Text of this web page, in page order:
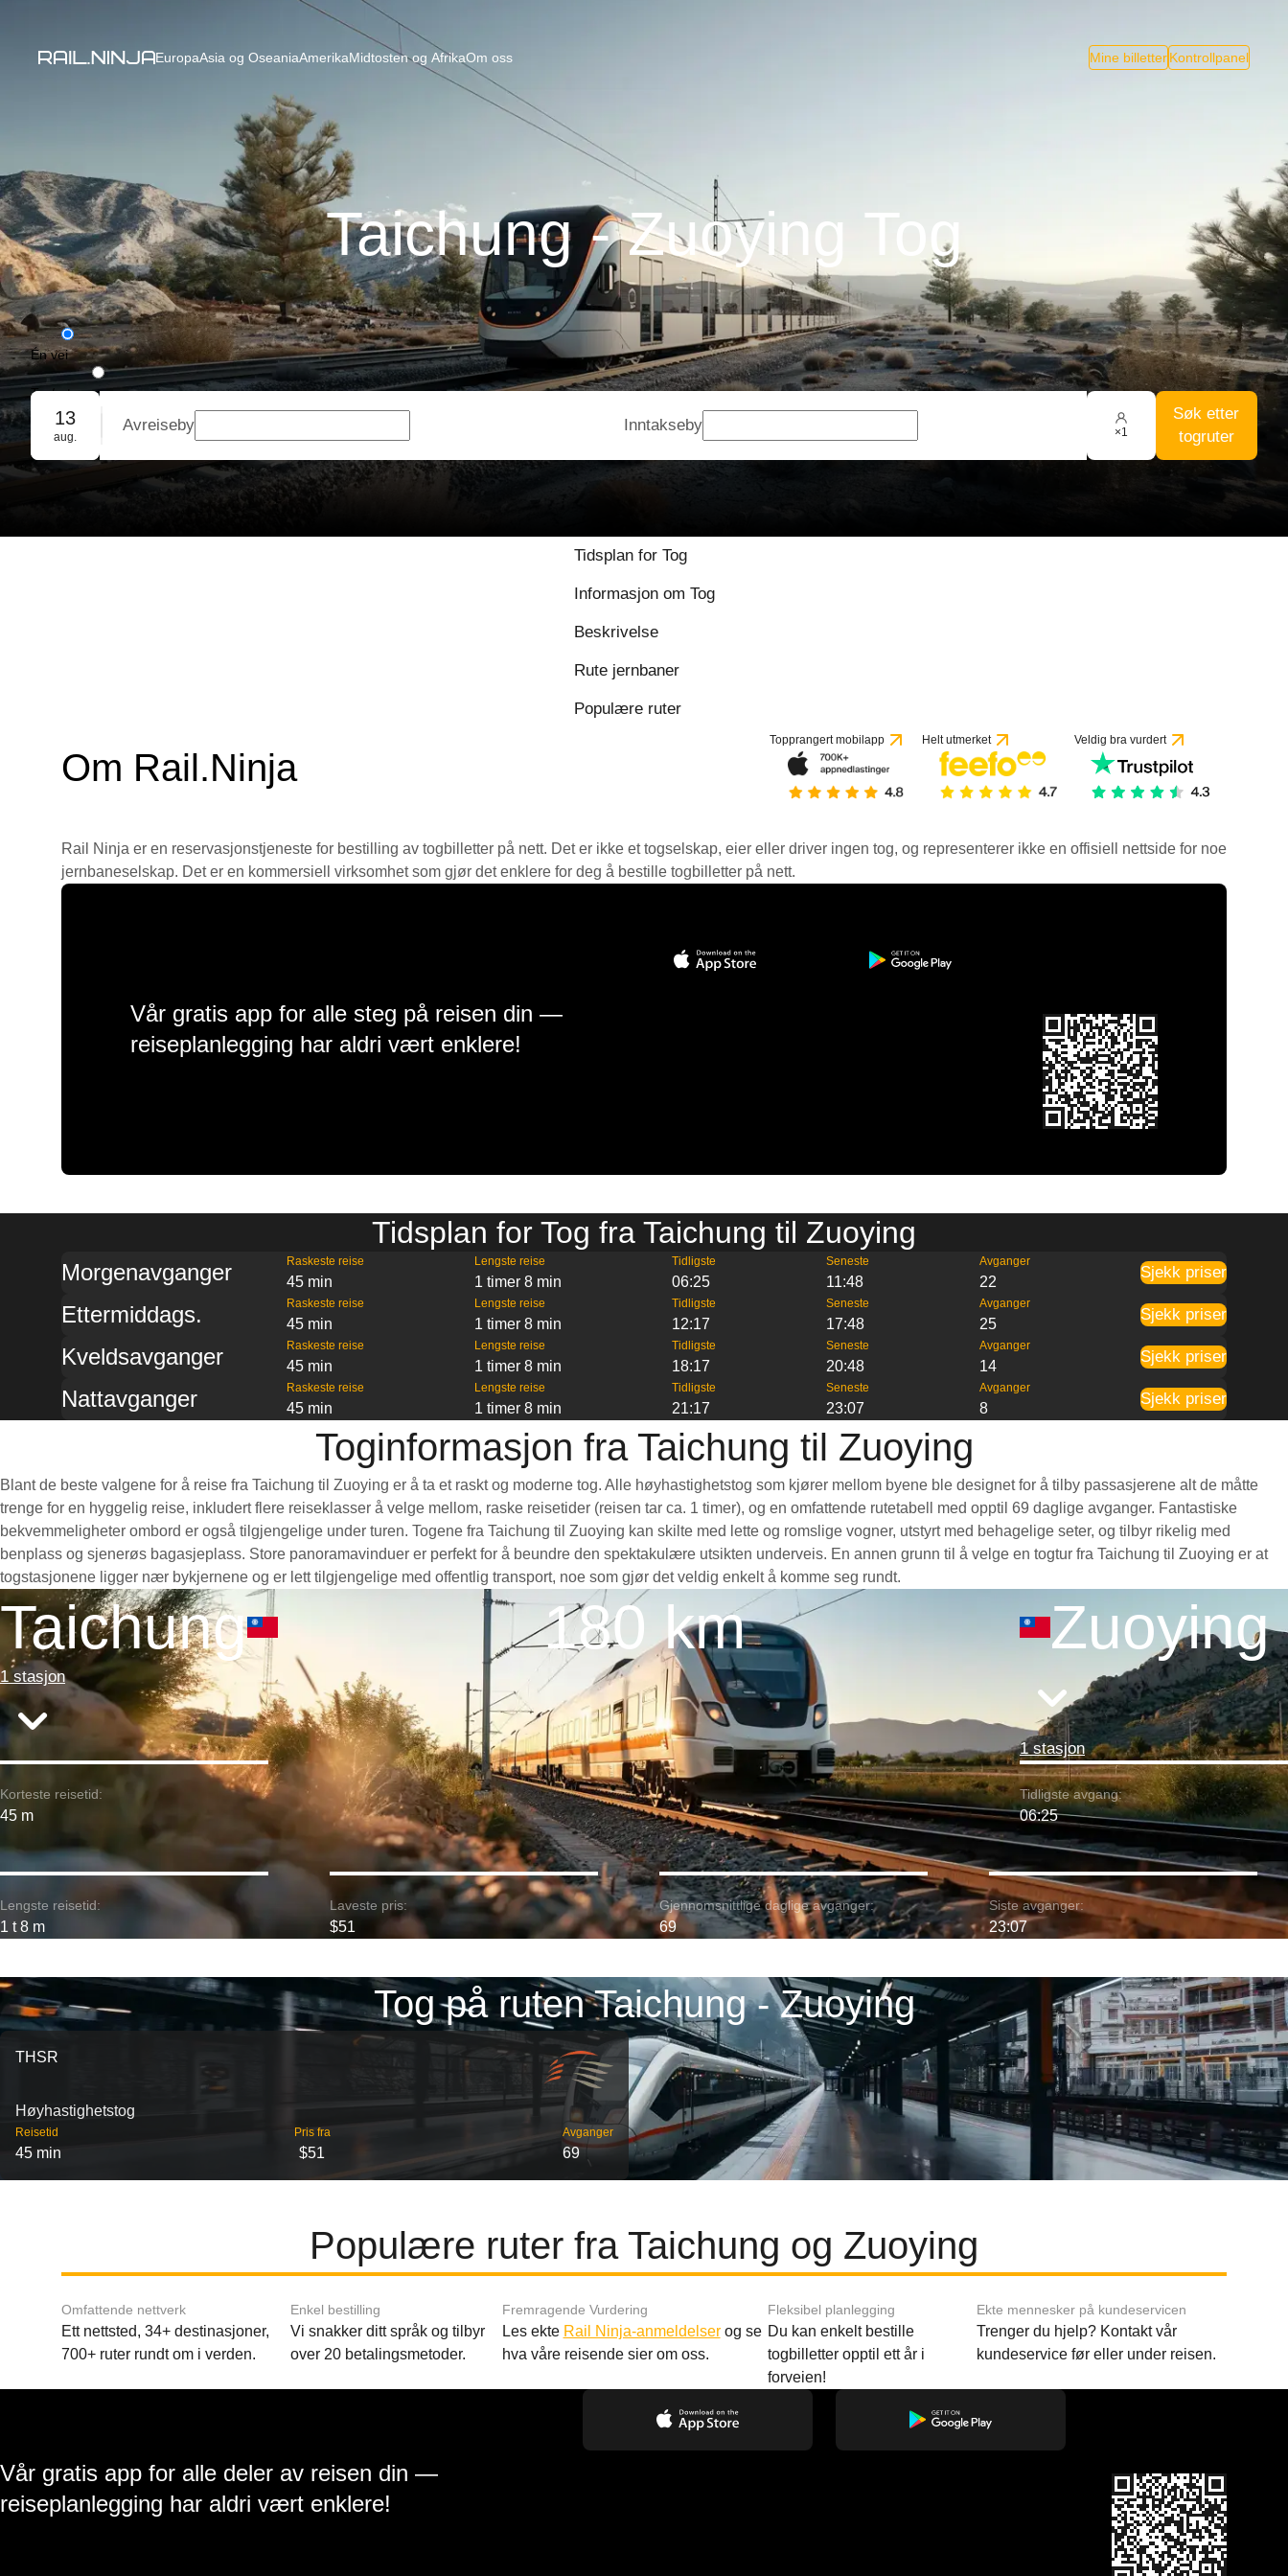
EuropaAsia og OseaniaAmerikaMidtosten og AfrikaOm oss Mine billetterKontrollpanel
Taichung - Zuoying Tog
Én vei
Tur/retur
Gruppebooking
13
aug.
Avreiseby Inntakseby ×1
Søk etter
togruter
Tidsplan for Tog
Informasjon om Tog
Beskrivelse
Rute jernbaner
Populære ruter
Om Rail.Ninja
Topprangert mobilapp Helt utmerket Veldig bra vurdert
Rail Ninja er en reservasjons­tjeneste for bestilling av togbilletter på nett. Det er ikke et togselskap, eier eller driver ingen tog, og representerer ikke en offisiell nettside for noe
jernbaneselskap. Det er en kommersiell virksomhet som gjør det enklere for deg å bestille togbilletter på nett.
Vår gratis app for alle steg på reisen din —
reiseplanlegging har aldri vært enklere!
Tidsplan for Tog fra Taichung til Zuoying
Morgenavganger Raskeste reise
45 min
Lengste reise
1 timer 8 min
Tidligste
06:25
Seneste
11:48
Avganger
22
Sjekk priser
Ettermiddags. Raskeste reise
45 min
Lengste reise
1 timer 8 min
Tidligste
12:17
Seneste
17:48
Avganger
25
Sjekk priser
Kveldsavganger Raskeste reise
45 min
Lengste reise
1 timer 8 min
Tidligste
18:17
Seneste
20:48
Avganger
14
Sjekk priser
Nattavganger Raskeste reise
45 min
Lengste reise
1 timer 8 min
Tidligste
21:17
Seneste
23:07
Avganger
8
Sjekk priser
Toginformasjon fra Taichung til Zuoying
Blant de beste valgene for å reise fra Taichung til Zuoying er å ta et raskt og moderne tog. Alle høyhastighetstog som kjører mellom byene ble designet for å tilby passasjerene alt de måtte
trenge for en hyggelig reise, inkludert flere reiseklasser å velge mellom, raske reisetider (reisen tar ca. 1 timer), og en omfattende rutetabell med opptil 69 daglige avganger. Fantastiske
bekvemmeligheter ombord er også tilgjengelige under turen. Togene fra Taichung til Zuoying kan skilte med lette og romslige vogner, utstyrt med behagelige seter, og tilbyr rikelig med
benplass og sjenerøs bagasjeplass. Store panoramavinduer er perfekt for å beundre den spektakulære utsikten underveis. En annen grunn til å velge en togtur fra Taichung til Zuoying er at
togstasjonene ligger nær bykjernene og er lett tilgjengelige med offentlig transport, noe som gjør det veldig enkelt å komme seg rundt.
Taichung
1 stasjon
180 km Zuoying
1 stasjon
Korteste reisetid:
45 m
Tidligste avgang:
06:25
Lengste reisetid:
1 t 8 m
Laveste pris:
$51
Gjennomsnittlige daglige avganger:
69
Siste avganger:
23:07
Tog på ruten Taichung - Zuoying
THSR
Høyhastighetstog
Reisetid
45 min
Pris fra
$51
Avganger
69
Populære ruter fra Taichung og Zuoying
Omfattende nettverk
Ett nettsted, 34+ destinasjoner,
700+ ruter rundt om i verden.
Enkel bestilling
Vi snakker ditt språk og tilbyr
over 20 betalingsmetoder.
Fremragende Vurdering
Les ekte Rail Ninja-anmeldelserog se
hva våre reisende sier om oss.
Fleksibel planlegging
Du kan enkelt bestille
togbilletter opptil ett år i
forveien!
Ekte mennesker på kundeservicen
Trenger du hjelp? Kontakt vår
kundeservice før eller under reisen.
Vår gratis app for alle deler av reisen din —
reiseplanlegging har aldri vært enklere!